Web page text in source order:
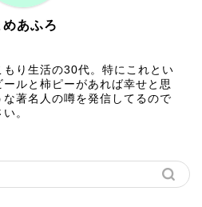
めあふろ
り生活の30代。特にこれとい
ルと柿ピーがあれば幸せと思
著名人の噂を発信してるので
。